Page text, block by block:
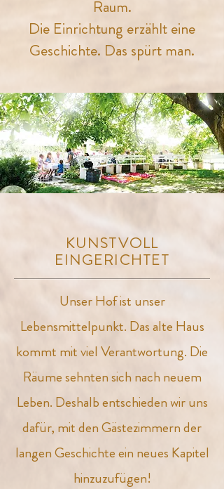
Raum.
Die Einrichtung erzählt eine
Geschichte. Das spürt man.
KUNSTVOLL
EINGERICHTET
Unser Hof ist unser
Lebensmittelpunkt. Das alte Haus
kommt mit viel Verantwortung. Die
Räume sehnten sich nach neuem
Leben. Deshalb entschieden wir uns
dafür, mit den Gästezimmern der
langen Geschichte ein neues Kapitel
hinzuzufügen!